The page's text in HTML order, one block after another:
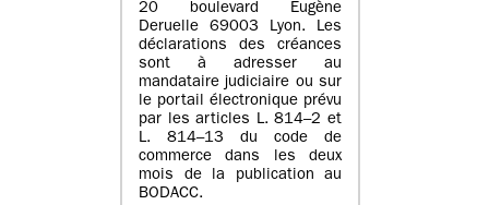
20 boulevard Eugène
Deruelle 69003 Lyon. Les
déclarations des créances
sont à adresser au
mandataire judiciaire ou sur
le portail électronique prévu
par les articles L. 814–2 et
L. 814–13 du code de
commerce dans les deux
mois de la publication au
BODACC.